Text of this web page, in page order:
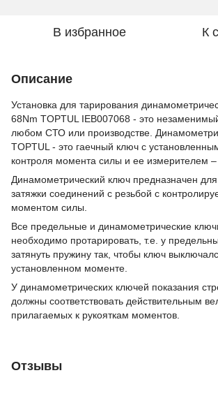
В избранное К
Описание
Установка для тарирования
68Nm TOPTUL IEB007068 - это
любом СТО или производстве.
TOPTUL - это гаечный ключ с
контроля момента силы и ее измерителем
Динамометрический ключ предназначен
затяжки соединений с резьбой с
моментом силы.
Все предельные и динамометрические
необходимо протарировать, т.е. у
затянуть пружину так, чтобы ключ
установленном моменте.
У динамометрических ключей показания
должны соответствовать действительным
прилагаемых к рукояткам моментов.
Отзывы